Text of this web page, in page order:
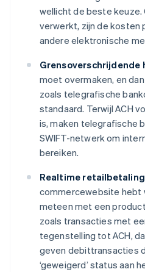
wellicht de beste
verwerkt, zijn de kosten
andere elektronische
Grensoverschrijdende
moet overmaken, en
zoals telegrafische
standaard. Terwijl ACH
is, maken telegrafische
SWIFT-netwerk om
bereiken.
Realtime
commercewebsite hebt
meteen met een
zoals transacties met
tegenstelling tot ACH,
geven debittransacties
‘geweigerd’ status aan